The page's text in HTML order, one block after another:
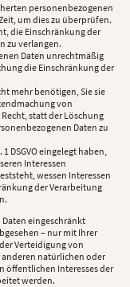
personenbezogenen
um dies zu überprüfen.
die Einschränkung der
zu verlangen.
Daten unrechtmäßig
die Einschränkung der
mehr benötigen, Sie sie
von
statt der Löschung
Daten zu
DSGVO eingelegt haben,
Interessen
wessen Interessen
der Verarbeitung
eingeschränkt
– nur mit Ihrer
Verteidigung von
anderen natürlichen oder
öffentlichen Interesses der
werden.